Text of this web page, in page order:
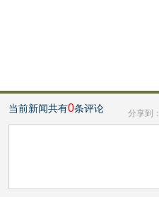
当前新闻共有0条评论 分享到：